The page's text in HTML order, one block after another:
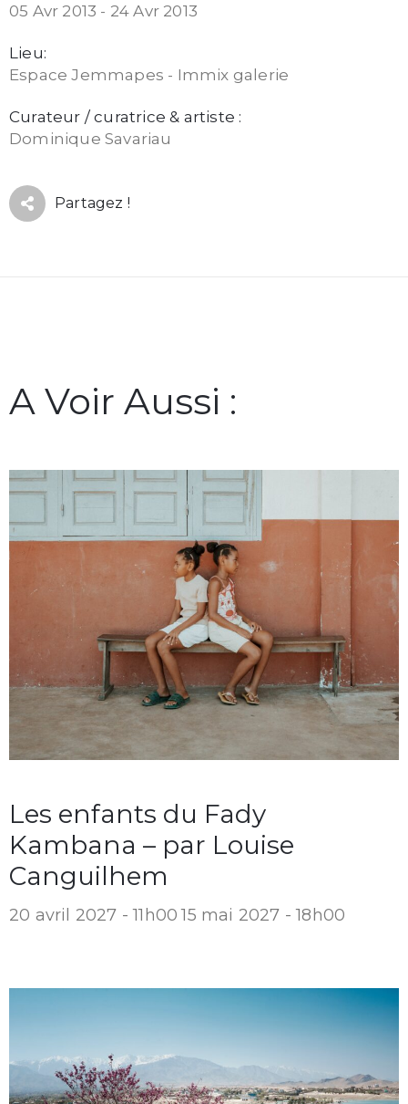
05 Avr 2013 - 24 Avr 2013
Lieu:
Espace Jemmapes - Immix galerie
Curateur / curatrice & artiste :
Dominique Savariau
Partagez !
A Voir Aussi :
Les enfants du Fady
Kambana – par Louise
Canguilhem
20 avril 2027 - 11h00 15 mai 2027 - 18h00